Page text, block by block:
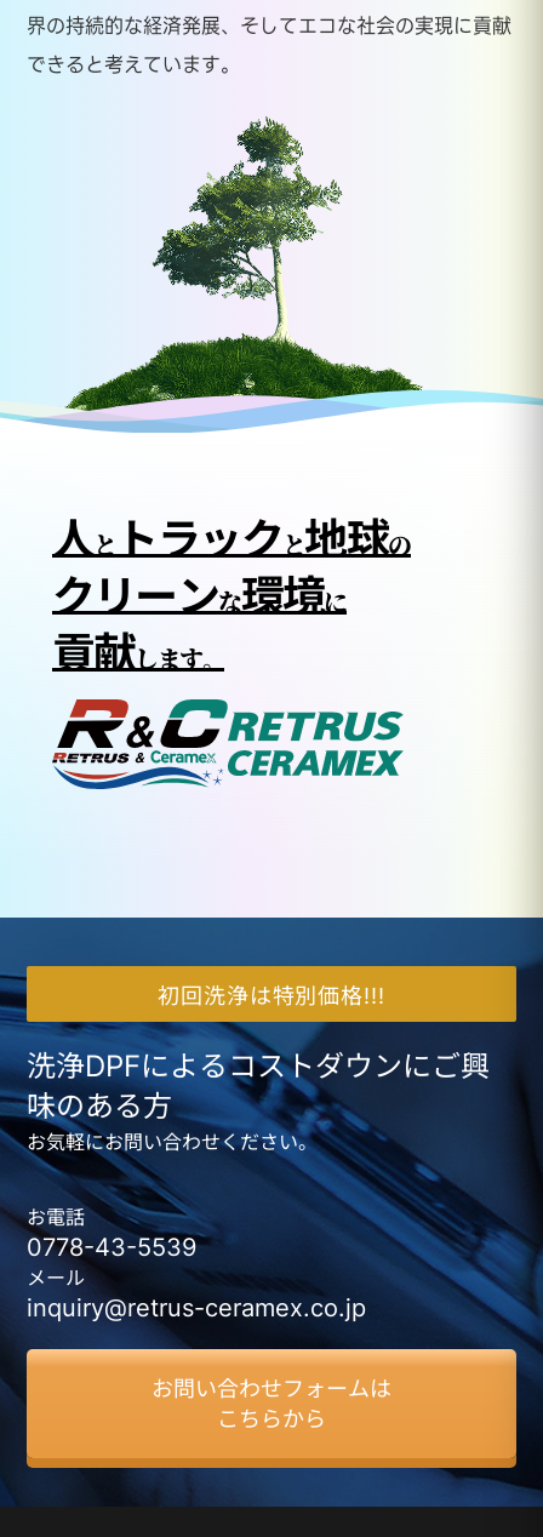
界の持続的な経済発展、そしてエコな社会の実現に貢献
できると考えています。
人と トラックと地球の
クリーンな環境に
貢献します。
初回洗浄は特別価格!!!
洗浄DPFによるコストダウンにご興
味のある方
お気軽にお問い合わせください。
お電話
0778-43-5539
メール
inquiry@retrus-ceramex.co.jp
お問い合わせフォームは
こちらから